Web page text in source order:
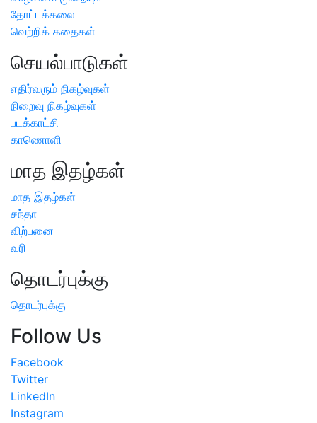
தோட்டக்கலை
வெற்றிக் கதைகள்
செயல்பாடுகள்
எதிர்வரும் நிகழ்வுகள்
நிறைவு நிகழ்வுகள்
படக்காட்சி
காணொளி
மாத இதழ்கள்
மாத இதழ்கள்
சந்தா
விற்பனை
வரி
தொடர்புக்கு
தொடர்புக்கு
Follow Us
Facebook
Twitter
LinkedIn
Instagram